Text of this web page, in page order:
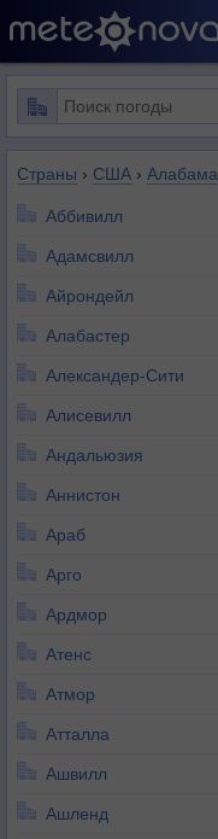
Страны › США › Алабама
Аббивилл
Адамсвилл
Айрондейл
Алабастер
Александер-Сити
Алисевилл
Андальюзия
Аннистон
Араб
Арго
Ардмор
Атенс
Атмор
Атталла
Ашвилл
Ашленд